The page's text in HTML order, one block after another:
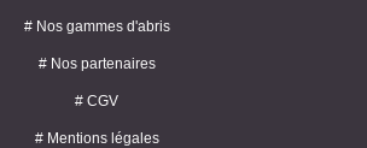
# Nos gammes d'abris
# Nos partenaires
# CGV
# Mentions légales